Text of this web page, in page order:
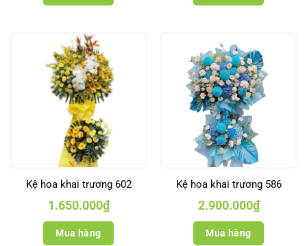
Kệ hoa khai trương 602
1.650.000₫
Mua hàng
Kệ hoa khai trương 586
2.900.000₫
Mua hàng